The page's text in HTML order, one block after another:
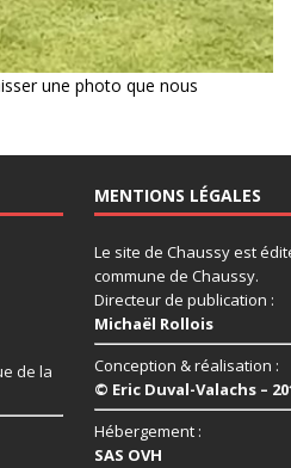
une photo que nous
de la
MENTIONS LÉGALES
Le site de Chaussy est
commune de Chaussy.
Directeur de publication :
Michaël Rollois
Conception & réalisation :
© Eric Duval-Valachs –
Hébergement :
SAS OVH